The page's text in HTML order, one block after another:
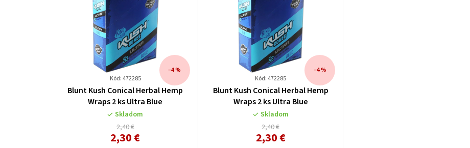
Kód: 472285
Blunt Kush Conical Herbal Hemp
Wraps 2 ks Ultra Blue
Skladom
2,40 €
–4 %
2,30 €
Kód: 472285
Blunt Kush Conical Herbal Hemp
Wraps 2 ks Ultra Blue
Skladom
2,40 €
–4 %
2,30 €Jednotková